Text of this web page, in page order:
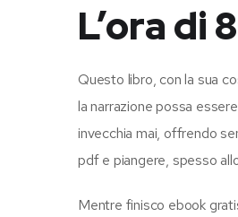
L’ora di
Questo libro, con la sua
la narrazione possa
invecchia mai, offrendo
pdf e piangere, spesso
Mentre finisco ebook